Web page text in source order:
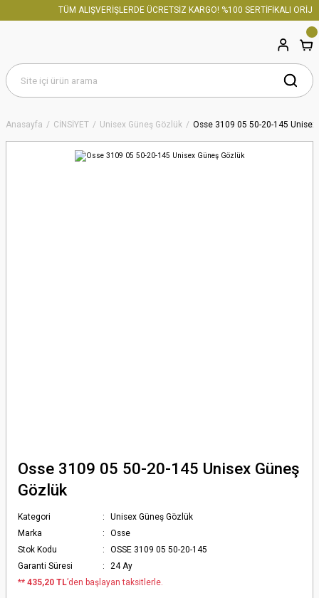
TÜM ALIŞVERİŞLERDE ÜCRETSİZ KARGO! %100 SERTİFİKALI
Anasayfa CİNSİYET Unisex Güneş Gözlük Osse 3109 05 50-20-145
Osse 3109 05 50-20-145 Unisex Güneş
Gözlük
Kategori
Unisex Güneş Gözlük
Marka
Osse
Stok Kodu
OSSE 3109 05 50-20-145
Garanti Süresi
24 Ay
** 435,20 TL’den başlayan taksitlerle.